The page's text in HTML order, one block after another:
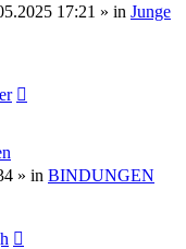
17:21 » in Junge
» in BINDUNGEN